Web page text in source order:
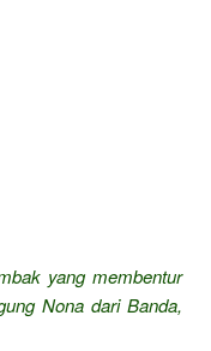
yang membentur
Nona dari Banda,